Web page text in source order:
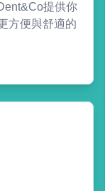
提供你
方便與舒適的